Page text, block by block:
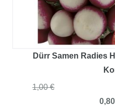
Dürr Samen Radies
1,00 €